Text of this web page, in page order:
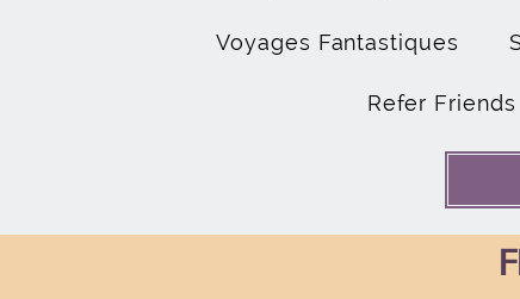
Voyages Fantastiques
Refer Friends